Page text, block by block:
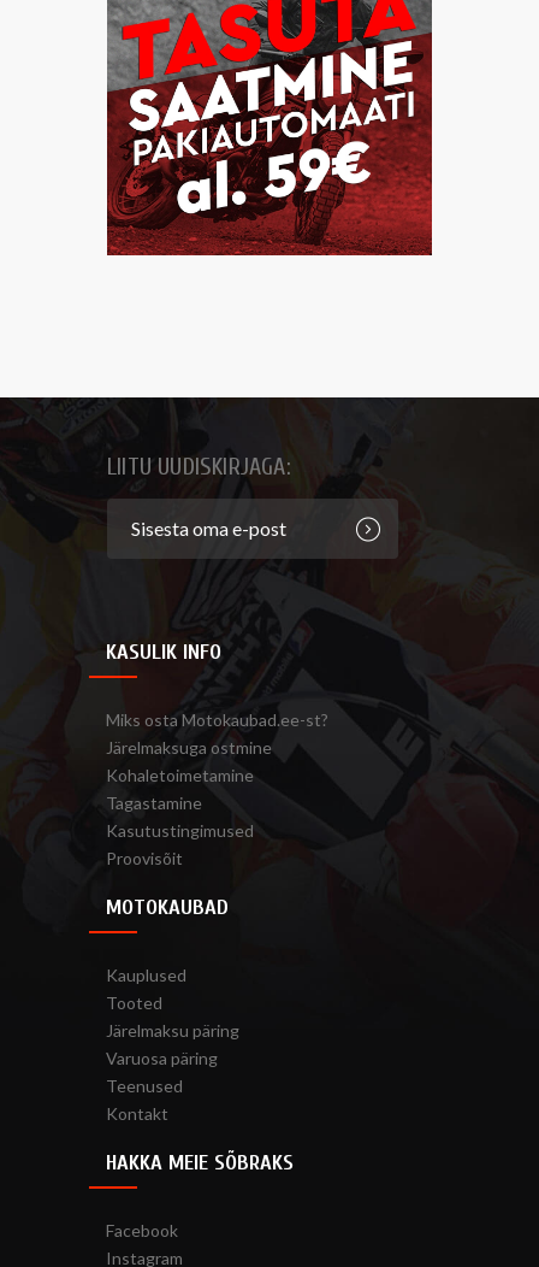
LIITU UUDISKIRJAGA:
KASULIK INFO
Miks osta Motokaubad.ee-st?
Järelmaksuga ostmine
Kohaletoimetamine
Tagastamine
Kasutustingimused
Proovisõit
MOTOKAUBAD
Kauplused
Tooted
Järelmaksu päring
Varuosa päring
Teenused
Kontakt
HAKKA MEIE SÕBRAKS
Facebook
Instagram